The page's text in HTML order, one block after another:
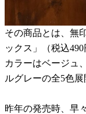
その商品とは、無
ックス」（税込
カラーはベージュ
ルグレーの全5色
昨年の発売時、早